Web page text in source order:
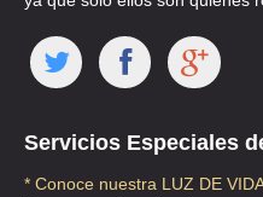
Servicios Especiales
* Conoce nuestra LUZ DE